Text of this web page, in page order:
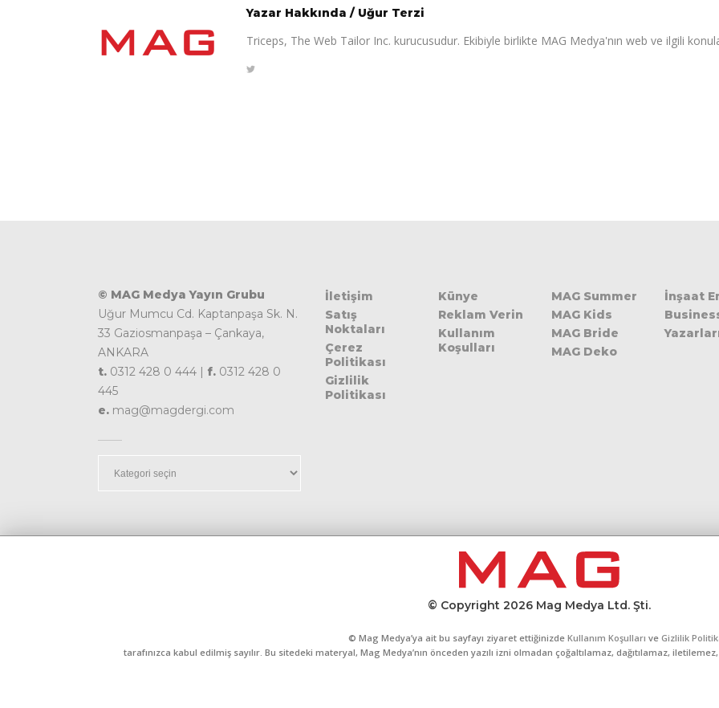
Yazar Hakkında / Uğur Terzi
Triceps, The Web Tailor Inc. kurucusudur. Ekibiyle birlikte MAG Medya'nın web ve ilgili
© MAG Medya Yayın Grubu
Uğur Mumcu Cd. Kaptanpaşa Sk. N.
33 Gaziosmanpaşa – Çankaya,
ANKARA
t. 0312 428 0 444 | f. 0312 428 0
445
e. mag@magdergi.com
İletişim
Satış
Noktaları
Çerez
Politikası
Gizlilik
Politikası
Künye
Reklam Verin
Kullanım
Koşulları
MAG Summer
MAG Kids
MAG Bride
MAG Deko
İnşaat
© Copyright 2026 Mag Medya Ltd. Şti.
© Mag Medya’ya ait bu sayfayı ziyaret ettiğinizde Kullanım Koşulları ve Gizlilik
tarafınızca kabul edilmiş sayılır. Bu sitedeki materyal, Mag Medya’nın önceden yazılı izni olmadan çoğaltılamaz, dağıtılamaz,